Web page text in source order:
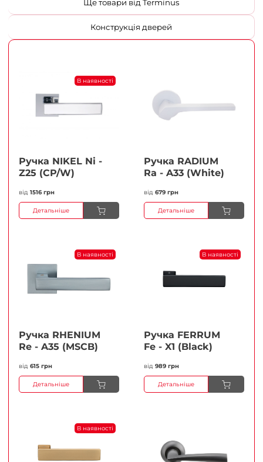
Ще товари від Terminus
Конструкція дверей
В наявності
Ручка NIKEL Ni -
Z25 (CP/W)
від 1516 грн
Детальніше
Ручка RADIUM
Ra - A33 (White)
від 679 грн
Детальніше
В наявності
Ручка RHENIUM
Re - A35 (MSCB)
від 615 грн
Детальніше
В наявності
Ручка FERRUМ
Fe - X1 (Black)
від 989 грн
Детальніше
В наявності